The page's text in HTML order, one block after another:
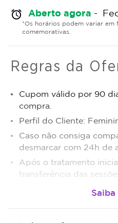
alarm Aberto agora -
*Os horários podem variar em
comemorativas.
Regras da
Cupom válido por 90
compra.
Perfil do Cliente:
Caso não consiga
desmarcar com 24h de
Após o tratamento
transferência das
Sujeito a